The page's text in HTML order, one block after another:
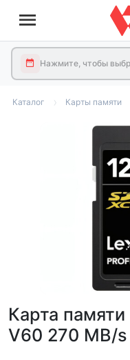
Нажмите, чтобы
Каталог Карты памяти
Карта
V60 270 MB/s